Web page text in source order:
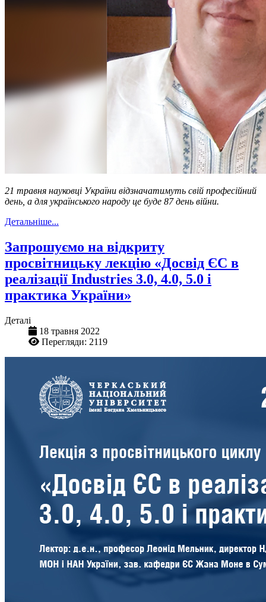
21 травня науковці України відзначатимуть свій професійний
день, а для українського народу це буде 87 день війни.
Детальніше...
Запрошуємо на відкриту
просвітницьку лекцію «Досвід ЄС в
реалізації Industries 3.0, 4.0, 5.0 i
практика України»
Деталі
18 травня 2022
Перегляди: 2119